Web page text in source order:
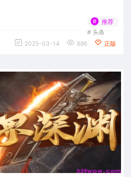
#
推荐
# 头条
2025-03-14 896 正版